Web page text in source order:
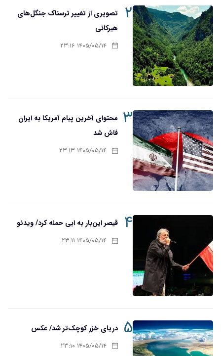
۲
تصویری از تغییر ترسناک جنگل‌های
هیرکانی
۱۴۰۵/۰۵/۱۴ ۲۳:۱۶
۳ محتوای آخرین پیام آمریکا به ایران
فاش شد
۱۴۰۵/۰۵/۱۴ ۲۳:۱۳
۴ قیصر این‌بار به ابی حمله کرد/ ویدئو
۱۴۰۵/۰۵/۱۴ ۲۳:۱۱
۵ دریای خزر کوچک‌تر شد/ عکس
۱۴۰۵/۰۵/۱۴ ۲۳:۱۰